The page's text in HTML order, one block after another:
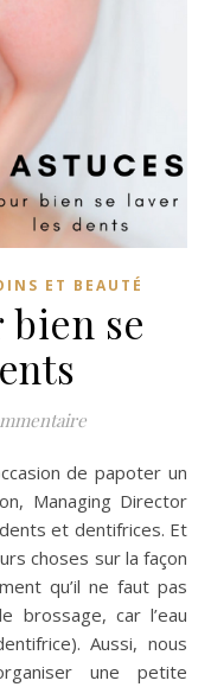
ET BEAUTÉ
bien se
Managing Director
et dentifrices. Et
choses sur la façon
qu’il ne faut pas
brossage, car l’eau
Aussi, nous
une petite